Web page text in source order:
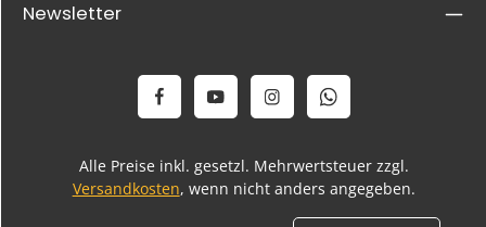
Newsletter
Alle Preise inkl. gesetzl. Mehrwertsteuer zzgl.
Versandkosten, wenn nicht anders angegeben.